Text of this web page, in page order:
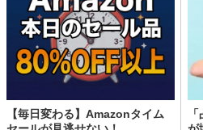
【毎日変わる】Amazonタイム